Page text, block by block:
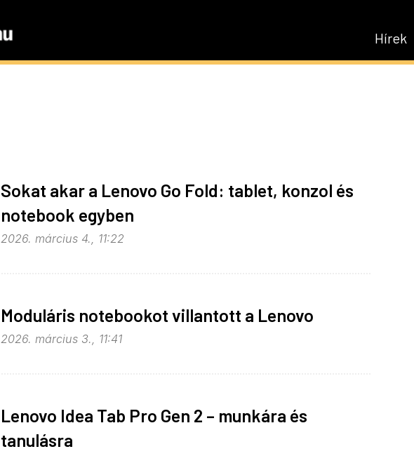
Hírek
Sokat akar a Lenovo Go Fold: tablet, konzol és
notebook egyben
2026. március 4., 11:22
Moduláris notebookot villantott a Lenovo
2026. március 3., 11:41
Lenovo Idea Tab Pro Gen 2 – munkára és
tanulásra